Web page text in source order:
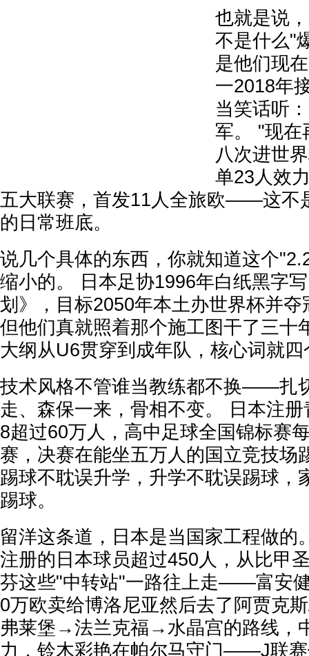
也就是说
不是什么"
是他们现
一2018年
当笑话听
军。 "现在
八次进世
单23人效
五大联赛，首发11人全旅欧——这不
的日常班底。
说几个具体的东西，你就知道这个
缩小的。 日本足协1996年白纸黑字
划》，目标2050年本土办世界杯并
但他们真就照着那个施工图干了三十
大纲从U6贯穿到成年队，核心词就
技术风格不管谁当教练都不换——扎
走、森保一来，骨相不变。 日本注
8超过60万人，高中足球全国锦标赛
赛，决赛在能坐五万人的国立竞技场
踢球不耽误升学，升学不耽误踢球，
踢球。
留洋这条道，日本是当国家工程做的
注册的日本球员超过450人，从比甲
芬这些"中转站"一路往上走——富安
0万欧卖给博洛尼亚然后去了阿贾克
弗莱堡→法兰克福→水晶宫的路线，
力，铃木彩艳在帕尔马守门——J联